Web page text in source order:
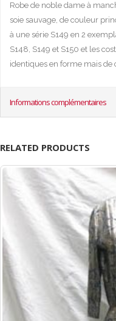
Robe de noble dame à
soie sauvage, de couleur
à une série S149 en 2
S148, S149 et S150 et les
identiques en forme mais de
Informations complémentaires
RELATED PRODUCTS